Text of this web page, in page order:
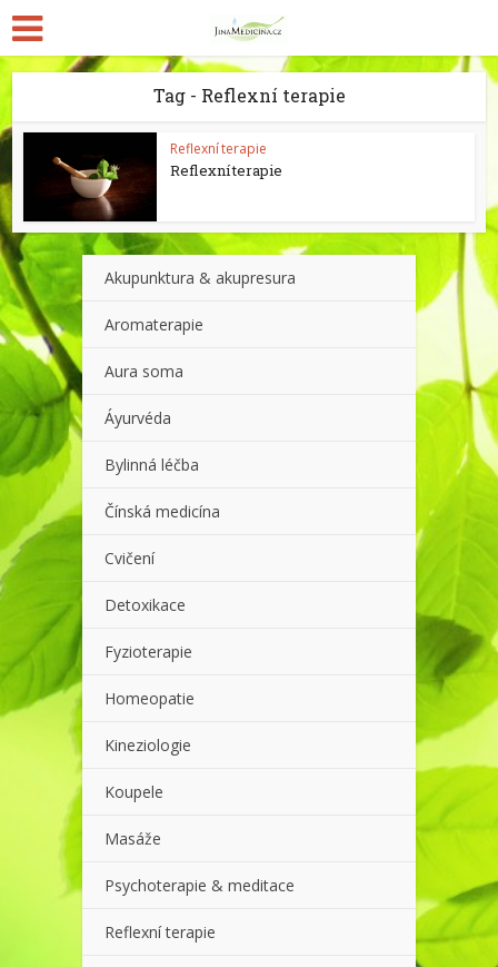
Tag - Reflexní terapie
Reflexní terapie
Reflexní terapie
Akupunktura & akupresura
Aromaterapie
Aura soma
Áyurvéda
Bylinná léčba
Čínská medicína
Cvičení
Detoxikace
Fyzioterapie
Homeopatie
Kineziologie
Koupele
Masáže
Psychoterapie & meditace
Reflexní terapie